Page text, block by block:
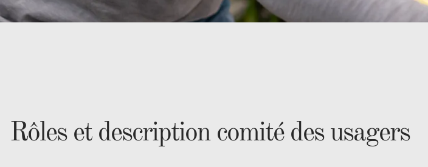
Rôles et description comité des usagers